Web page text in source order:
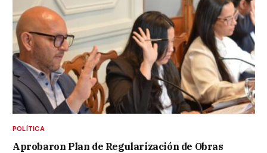
POLÍTICA
Aprobaron Plan de Regularización de Obras